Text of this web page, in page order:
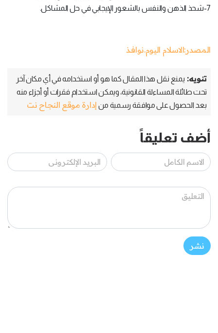
7-شحذ الذهن والنفس بالشعور الإيجابي في حل المشاكل.
المصدر:الاسلام اليوم.نوافـذ
تنويه: يمنع نقل هذا المقال كما هو أو استخدامه في أي مكان آخر
تحت طائلة المساءلة القانونية، ويمكن استخدام فقرات أو أجزاء منه
بعد الحصول على موافقة رسمية من إدارة موقع النجاح نت
أضف تعليقاً
نشر